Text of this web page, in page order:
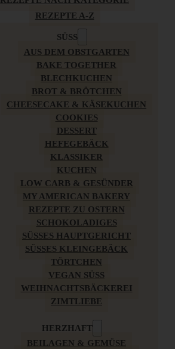
REZEPTE A-Z
SÜSS
AUS DEM OBSTGARTEN
BAKE TOGETHER
BLECHKUCHEN
BROT & BRÖTCHEN
CHEESECAKE & KÄSEKUCHEN
COOKIES
DESSERT
HEFEGEBÄCK
KLASSIKER
KUCHEN
LOW CARB & GESÜNDER
MY AMERICAN BAKERY
REZEPTE ZU OSTERN
SCHOKOLADIGES
SÜSSES HAUPTGERICHT
SÜSSES KLEINGEBÄCK
TÖRTCHEN
VEGAN SÜSS
WEIHNACHTSBÄCKEREI
ZIMTLIEBE
HERZHAFT
BEILAGEN & GEMÜSE